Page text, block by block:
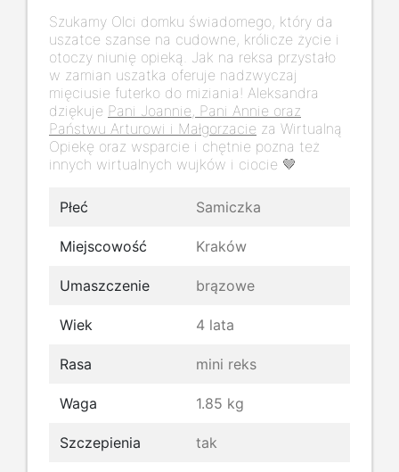
Szukamy Olci domku świadomego, który da
uszatce szanse na cudowne, królicze życie i
otoczy niunię opieką. Jak na reksa przystało
w zamian uszatka oferuje nadzwyczaj
mięciusie futerko do miziania! Aleksandra
dziękuje Pani Joannie, Pani Annie oraz
Państwu Arturowi i Małgorzacie za Wirtualną
Opiekę oraz wsparcie i chętnie pozna też
innych wirtualnych wujków i ciocie 🤎
Płeć Samiczka
Miejscowość Kraków
Umaszczenie brązowe
Wiek 4 lata
Rasa mini reks
Waga 1.85 kg
Szczepienia tak